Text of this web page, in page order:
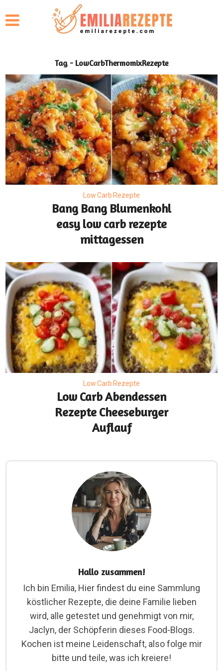
Tag - LowCarbThermomixRezepte
Low Carb Rezepte
Bang Bang Blumenkohl
easy low carb rezepte
mittagessen
Low Carb Rezepte
Low Carb Abendessen
Rezepte Cheeseburger
Auflauf
Hallo zusammen!
Ich bin Emilia, Hier findest du eine Sammlung
köstlicher Rezepte, die deine Familie lieben
wird, alle getestet und genehmigt von mir,
Jaclyn, der Schöpferin dieses Food-Blogs.
Kochen ist meine Leidenschaft, also folge mir
bitte und teile, was ich kreiere!